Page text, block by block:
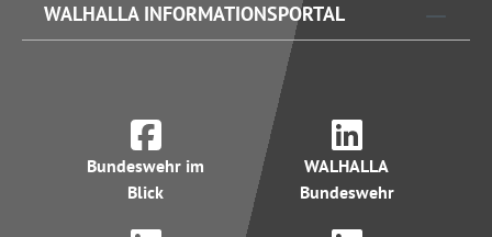
WALHALLA INFORMATIONSPORTAL
Bundeswehr im
Blick
WALHALLA
Bundeswehr